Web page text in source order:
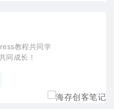
教程共同学
同成长！